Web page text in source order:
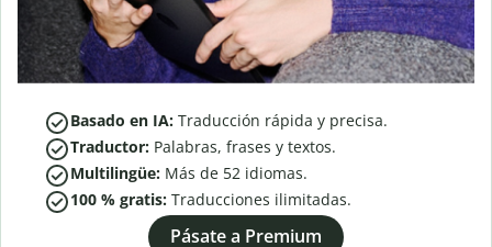
Basado en IA: Traducción rápida y precisa.
Traductor: Palabras, frases y textos.
Multilingüe: Más de 52 idiomas.
100 % gratis: Traducciones ilimitadas.
Pásate a Premium